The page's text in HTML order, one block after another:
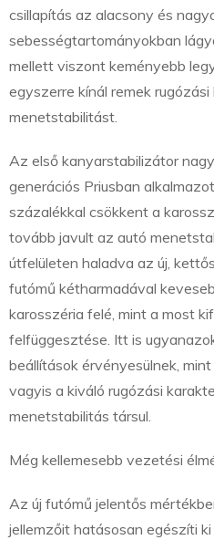
csillapítás az alacsony és
sebességtartományokban
mellett viszont keményebb
egyszerre kínál remek
menetstabilitást.
Az első kanyarstabilizátor
generációs Priusban
százalékkal csökkent a
tovább javult az autó
útfelületen haladva az új,
futómű kétharmadával
karosszéria felé, mint a most
felfüggesztése. Itt is
beállítások érvényesülnek,
vagyis a kiváló rugózási
menetstabilitás társul.
Még kellemesebb vezetési
Az új futómű jelentős
jellemzőit hatásosan egészíti